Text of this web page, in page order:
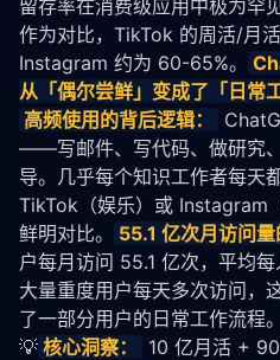
留存率在消费级应用中极为罕见
作为对比，TikTok 的周活/月
Instagram 约为 60-65%。
从「偶尔尝鲜」变成了「日常
高频使用的背后逻辑：
——写邮件、写代码、做研究
导。几乎每个知识工作者每天
TikTok（娱乐）或 Instagram
鲜明对比。
55.1 亿次月访问量
户每月访问 55.1 亿次，平均每
大量重度用户每天多次访问，
了一部分用户的日常工作流程。
💡 核心洞察：
10 亿月活 +